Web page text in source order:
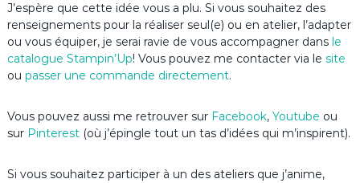
J’espère que cette idée vous a plu. Si vous souhaitez des
renseignements pour la réaliser seul(e) ou en atelier, l’adapter
ou vous équiper, je serai ravie de vous accompagner dans le
catalogue Stampin’Up! Vous pouvez me contacter via le site
ou passer une commande directement.
Vous pouvez aussi me retrouver sur Facebook, Youtube ou
sur Pinterest (où j’épingle tout un tas d’idées qui m’inspirent).
Si vous souhaitez participer à un des ateliers que j’anime,